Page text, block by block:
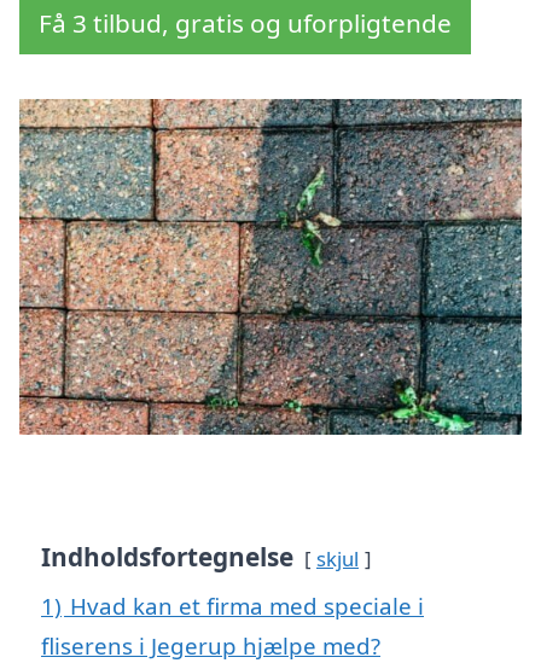
Få 3 tilbud, gratis og uforpligtende
Indholdsfortegnelse skjul
1) Hvad kan et firma med speciale i
fliserens i Jegerup hjælpe med?